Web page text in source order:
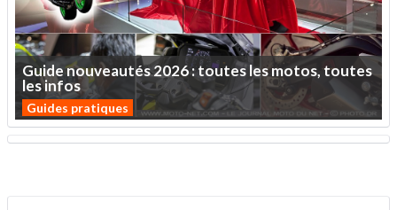
Guidenouveautés2026:touteslesmotos,toutes
lesinfos
Guides pratiques